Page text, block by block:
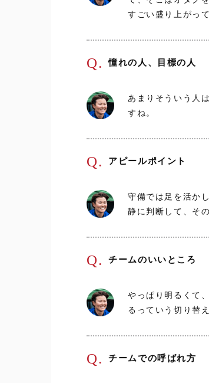
すごい盛り上がっ
Q. 憧れの人、目標の人
あまりそういう人
すね。
Q. アピールポイント
守備では足を活か
静に判断して、そ
Q. チームのいいところ
やっぱり明るくて
るっていう切り替
Q. チームでの呼ばれ方